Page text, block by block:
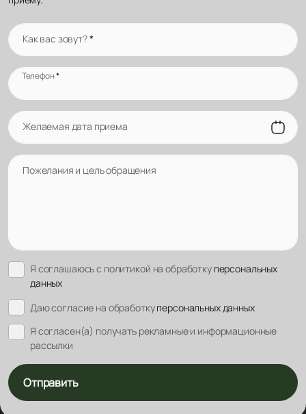
Как вас зовут?*
Телефон*
Желаемая дата приема
Пожелания и цель обращения
Я соглашаюсь с политикой на обработку персональных
данных
Даю согласие на обработкуперсональных данных
Я согласен(а) получать рекламные и информационные
рассылки
Отправить